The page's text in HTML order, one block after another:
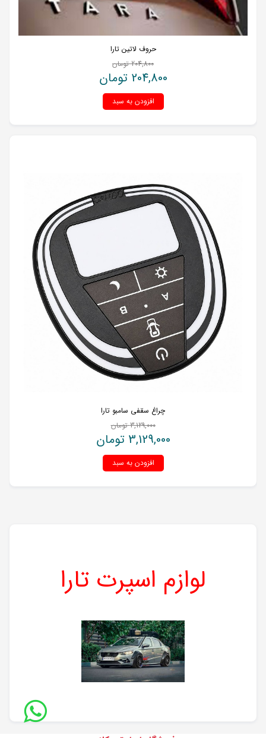
حروف لاتین تارا
204,800 تومان
204,800 تومان
افزودن به سبد
چراغ سقفی سامبو تارا
3,129,000 تومان
3,129,000 تومان
افزودن به سبد
لوازم اسپرت تارا